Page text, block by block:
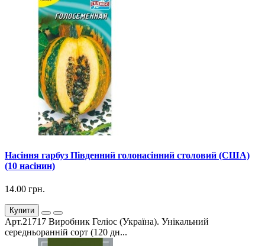
Насіння гарбуз Південний голонасінний столовий (США)
(10 насінин)
14.00 грн.
Купити
Арт.21717 Виробник Геліос (Україна). Унікальний
середньоранній сорт (120 дн...